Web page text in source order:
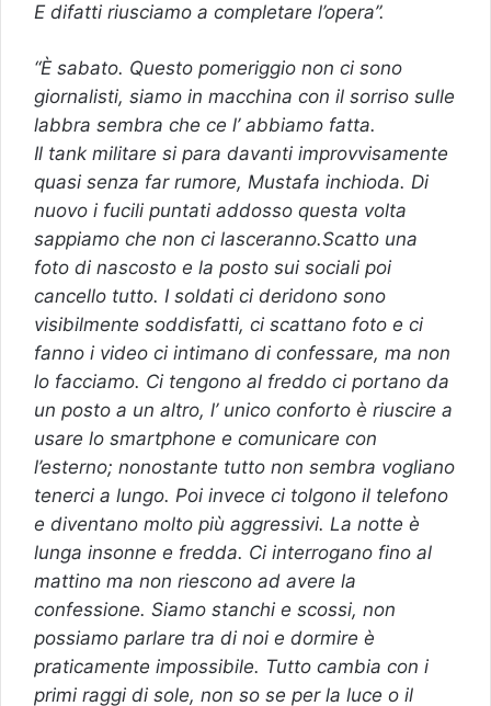
E difatti riusciamo a completare l’opera”.
“È sabato. Questo pomeriggio non ci sono
giornalisti, siamo in macchina con il sorriso sulle
labbra sembra che ce l’ abbiamo fatta.
Il tank militare si para davanti improvvisamente
quasi senza far rumore, Mustafa inchioda. Di
nuovo i fucili puntati addosso questa volta
sappiamo che non ci lasceranno.Scatto una
foto di nascosto e la posto sui sociali poi
cancello tutto. I soldati ci deridono sono
visibilmente soddisfatti, ci scattano foto e ci
fanno i video ci intimano di confessare, ma non
lo facciamo. Ci tengono al freddo ci portano da
un posto a un altro, l’ unico conforto è riuscire a
usare lo smartphone e comunicare con
l’esterno; nonostante tutto non sembra vogliano
tenerci a lungo. Poi invece ci tolgono il telefono
e diventano molto più aggressivi. La notte è
lunga insonne e fredda. Ci interrogano fino al
mattino ma non riescono ad avere la
confessione. Siamo stanchi e scossi, non
possiamo parlare tra di noi e dormire è
praticamente impossibile. Tutto cambia con i
primi raggi di sole, non so se per la luce o il